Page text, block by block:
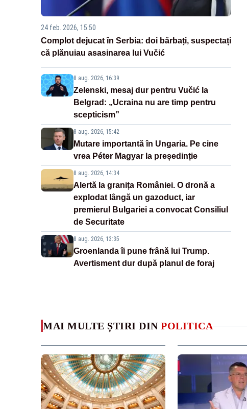
24 feb. 2026, 15:50
Complot dejucat în Serbia: doi bărbați, suspectați
că plănuiau asasinarea lui Vučić
8 aug. 2026, 16:39
Zelenski, mesaj dur pentru Vučić la
Belgrad: „Ucraina nu are timp pentru
scepticism”
8 aug. 2026, 15:42
Mutare importantă în Ungaria. Pe cine
vrea Péter Magyar la președinție
8 aug. 2026, 14:34
Alertă la granița României. O dronă a
explodat lângă un gazoduct, iar
premierul Bulgariei a convocat Consiliul
de Securitate
8 aug. 2026, 13:35
Groenlanda îi pune frână lui Trump.
Avertisment dur după planul de foraj
MAI MULTE ȘTIRI DIN POLITICA